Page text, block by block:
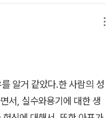
의 아버지 바바 조차도 그런
런 아미르를 괴롭히자 하
했고, 아세프는 복수를
에서는 연날리기 대회가
은 멀리 날려 보내는 것이
는 사람이었다. 아미르의
지도 날아가지도 않는 녹
그의 집을 무너뜨린 탈레
동생의 아들 소랍은 그
버지를 용서하고 세상의
날 수 있는 사랑이었다.읽
에물수제비를 뜨는돌멩이
알거 같았다.한 사람의 성
서, 실수와용기에 대한 생